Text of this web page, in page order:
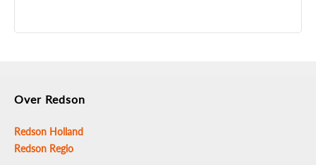
Over Redson
Redson Holland
Redson Regio